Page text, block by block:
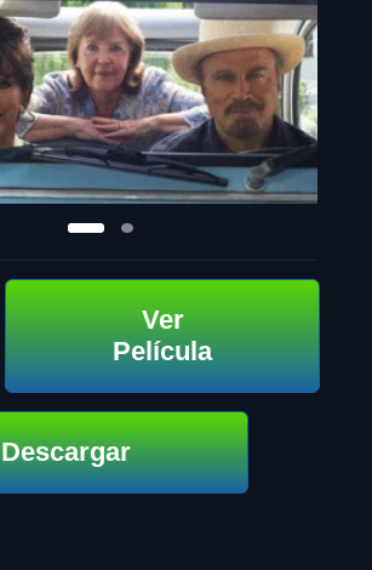
Ver
Película
Descargar